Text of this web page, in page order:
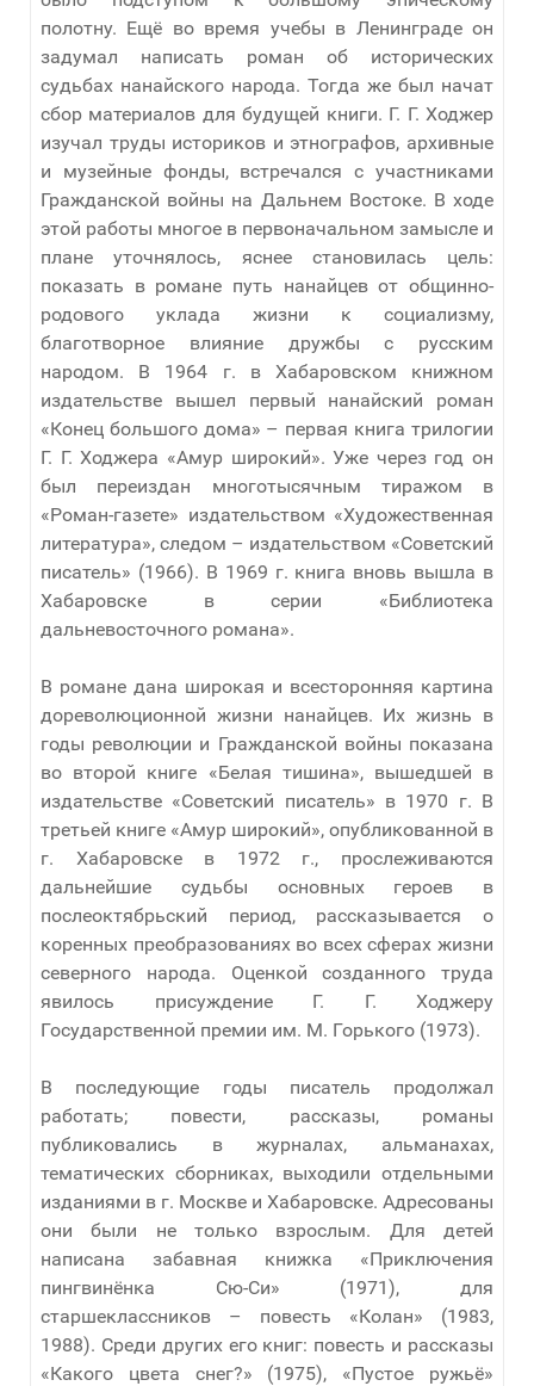
полотну. Ещё во время учебы в Ленинграде он
задумал написать роман об исторических
судьбах нанайского народа. Тогда же был начат
сбор материалов для будущей книги. Г. Г. Ходжер
изучал труды историков и этнографов, архивные
и музейные фонды, встречался с участниками
Гражданской войны на Дальнем Востоке. В ходе
этой работы многое в первоначальном замысле и
плане уточнялось, яснее становилась цель:
показать в романе путь нанайцев от общинно-
родового уклада жизни к социализму,
благотворное влияние дружбы с русским
народом. В 1964 г. в Хабаровском книжном
издательстве вышел первый нанайский роман
«Конец большого дома» – первая книга трилогии
Г. Г. Ходжера «Амур широкий». Уже через год он
был переиздан многотысячным тиражом в
«Роман-газете» издательством «Художественная
литература», следом – издательством «Советский
писатель» (1966). В 1969 г. книга вновь вышла в
Хабаровске в серии «Библиотека
дальневосточного романа».
В романе дана широкая и всесторонняя картина
дореволюционной жизни нанайцев. Их жизнь в
годы революции и Гражданской войны показана
во второй книге «Белая тишина», вышедшей в
издательстве «Советский писатель» в 1970 г. В
третьей книге «Амур широкий», опубликованной в
г. Хабаровске в 1972 г., прослеживаются
дальнейшие судьбы основных героев в
послеоктябрьский период, рассказывается о
коренных преобразованиях во всех сферах жизни
северного народа. Оценкой созданного труда
явилось присуждение Г. Г. Ходжеру
Государственной премии им. М. Горького (1973).
В последующие годы писатель продолжал
работать; повести, рассказы, романы
публиковались в журналах, альманахах,
тематических сборниках, выходили отдельными
изданиями в г. Москве и Хабаровске. Адресованы
они были не только взрослым. Для детей
написана забавная книжка «Приключения
пингвинёнка Сю-Си» (1971), для
старшеклассников – повесть «Колан» (1983,
1988). Среди других его книг: повесть и рассказы
«Какого цвета снег?» (1975), «Пустое ружьё»